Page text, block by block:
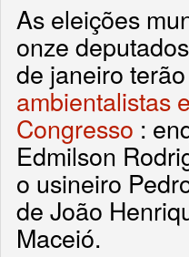
As eleições
onze
de janeiro terão
ambientalistas
Congresso :
Edmilson
o usineiro
de João
Maceió.